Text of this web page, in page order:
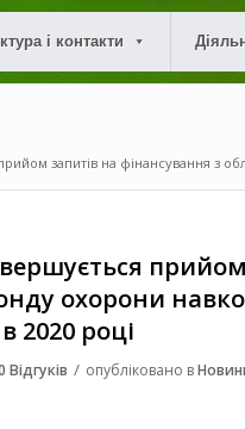
і контакти
запитів на фінансування з
охорони
2020 році
Відгуків / опубліковано в